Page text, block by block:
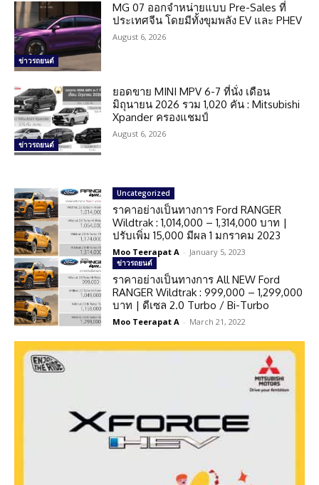
ข่าวรถยนต์
MG 07 ออกจำหน่ายแบบ Pre-Sales ที่
ประเทศจีน โดยมีทั้งขุมพลัง EV และ PHEV
August 6, 2026
ข่าวรถยนต์
ยอดขาย MINI MPV 6-7 ที่นั่ง เดือน
มิถุนายน 2026 รวม 1,020 คัน : Mitsubishi
Xpander ครองแชมป์
August 6, 2026
Uncategorized
ราคาอย่างเป็นทางการ Ford RANGER
Wildtrak : 1,014,000 – 1,314,000 บาท |
ปรับเพิ่ม 15,000 มีผล 1 มกราคม 2023
Moo Teerapat A - January 5, 2023
ข่าวรถยนต์
ราคาอย่างเป็นทางการ All NEW Ford
RANGER Wildtrak : 999,000 – 1,299,000
บาท | ดีเซล 2.0 Turbo / Bi-Turbo
Moo Teerapat A - March 21, 2022